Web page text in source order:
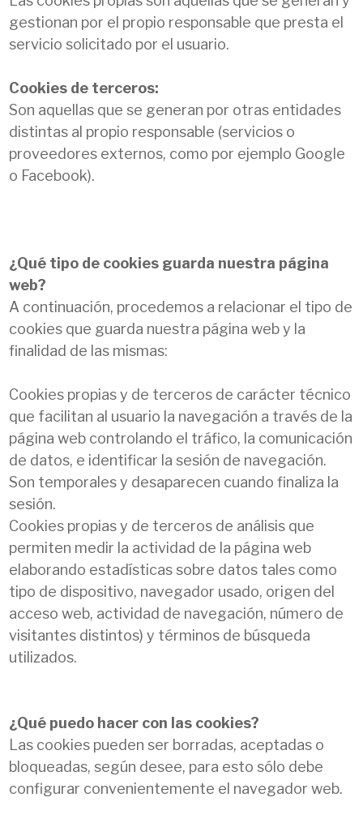
gestionan por el propio responsable que presta el
servicio solicitado por el usuario.
Cookies de terceros:
Son aquellas que se generan por otras entidades
distintas al propio responsable (servicios o
proveedores externos, como por ejemplo Google
o Facebook).
¿Qué tipo de cookies guarda nuestra página
web?
A continuación, procedemos a relacionar el tipo de
cookies que guarda nuestra página web y la
finalidad de las mismas:
Cookies propias y de terceros de carácter técnico
que facilitan al usuario la navegación a través de la
página web controlando el tráfico, la comunicación
de datos, e identificar la sesión de navegación.
Son temporales y desaparecen cuando finaliza la
sesión.
Cookies propias y de terceros de análisis que
permiten medir la actividad de la página web
elaborando estadísticas sobre datos tales como
tipo de dispositivo, navegador usado, origen del
acceso web, actividad de navegación, número de
visitantes distintos) y términos de búsqueda
utilizados.
¿Qué puedo hacer con las cookies?
Las cookies pueden ser borradas, aceptadas o
bloqueadas, según desee, para esto sólo debe
configurar convenientemente el navegador web.